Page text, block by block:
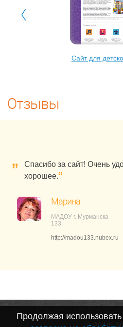
Сайт для
Отзывы
Спасибо за сайт! Очень
хорошее.
Марина
МАДОУ г. Мурманска
133
http://madou133.nubex.ru
©
Продолжая